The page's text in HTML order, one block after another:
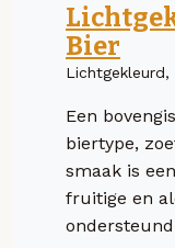
Bier
Een
biertype,
smaak is
fruitige en
ondersteund